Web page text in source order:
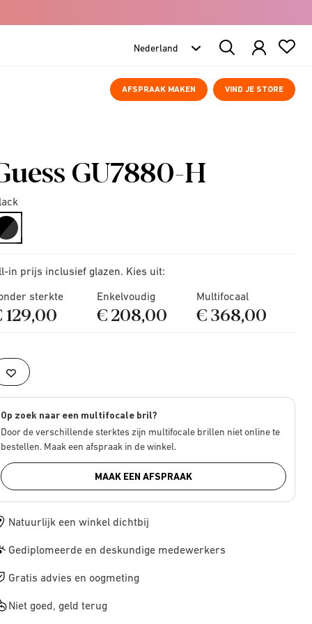
Search
Products
AFSPRAAK MAKEN VIND JE STORE
GU7880-H
selected
in prijs inclusief glazen. Kies uit:
sterkte
129,00
Enkelvoudig
€ 208,00
Multifocaal
€ 368,00
Op zoek naar een multifocale bril?
Door de verschillende sterktes zijn multifocale brillen niet online te
bestellen. Maak een afspraak in de winkel.
MAAK EEN AFSPRAAK
Natuurlijk een winkel dichtbij
Gediplomeerde en deskundige medewerkers
Gratis advies en oogmeting
Niet goed, geld terug